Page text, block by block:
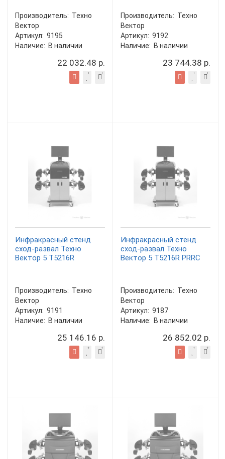
Производитель: Техно
Вектор
Артикул: 9195
Наличие: В наличии
22 032.48 р.
Производитель: Техно
Вектор
Артикул: 9192
Наличие: В наличии
23 744.38 р.
Инфракрасный стенд
сход-развал Техно
Вектор 5 T5216R
Производитель: Техно
Вектор
Артикул: 9191
Наличие: В наличии
25 146.16 р.
Инфракрасный стенд
сход-развал Техно
Вектор 5 T5216R PRRC
Производитель: Техно
Вектор
Артикул: 9187
Наличие: В наличии
26 852.02 р.